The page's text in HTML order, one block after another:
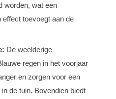
worden, wat een
toevoegt aan de
De weelderige
regen in het voorjaar
en zorgen voor een
de tuin. Bovendien biedt